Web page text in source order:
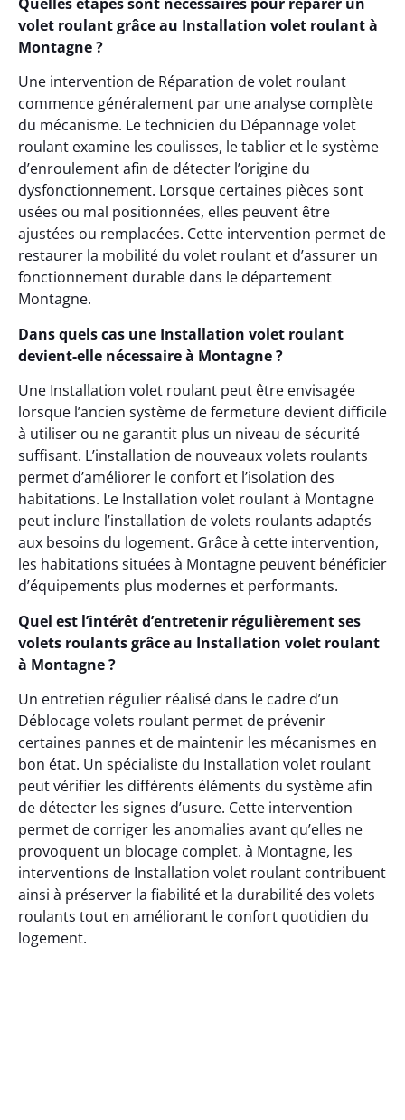
volet roulant grâce au Installation volet roulant à
Montagne ?
Une intervention de Réparation de volet roulant
commence généralement par une analyse complète
du mécanisme. Le technicien du Dépannage volet
roulant examine les coulisses, le tablier et le système
d’enroulement afin de détecter l’origine du
dysfonctionnement. Lorsque certaines pièces sont
usées ou mal positionnées, elles peuvent être
ajustées ou remplacées. Cette intervention permet de
restaurer la mobilité du volet roulant et d’assurer un
fonctionnement durable dans le département
Montagne.
Dans quels cas une Installation volet roulant
devient-elle nécessaire à Montagne ?
Une Installation volet roulant peut être envisagée
lorsque l’ancien système de fermeture devient difficile
à utiliser ou ne garantit plus un niveau de sécurité
suffisant. L’installation de nouveaux volets roulants
permet d’améliorer le confort et l’isolation des
habitations. Le Installation volet roulant à Montagne
peut inclure l’installation de volets roulants adaptés
aux besoins du logement. Grâce à cette intervention,
les habitations situées à Montagne peuvent bénéficier
d’équipements plus modernes et performants.
Quel est l’intérêt d’entretenir régulièrement ses
volets roulants grâce au Installation volet roulant
à Montagne ?
Un entretien régulier réalisé dans le cadre d’un
Déblocage volets roulant permet de prévenir
certaines pannes et de maintenir les mécanismes en
bon état. Un spécialiste du Installation volet roulant
peut vérifier les différents éléments du système afin
de détecter les signes d’usure. Cette intervention
permet de corriger les anomalies avant qu’elles ne
provoquent un blocage complet. à Montagne, les
interventions de Installation volet roulant contribuent
ainsi à préserver la fiabilité et la durabilité des volets
roulants tout en améliorant le confort quotidien du
logement.